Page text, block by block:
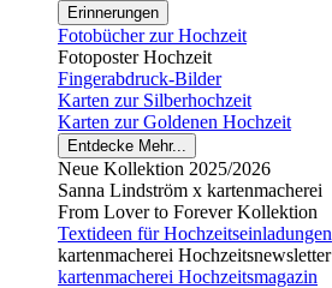
Erinnerungen
Fotobücher zur Hochzeit
Fotoposter Hochzeit
Fingerabdruck-Bilder
Karten zur Silberhochzeit
Karten zur Goldenen Hochzeit
Entdecke Mehr...
Neue Kollektion 2025/2026
Sanna Lindström x kartenmacherei
From Lover to Forever Kollektion
Textideen für Hochzeitseinladungen
kartenmacherei Hochzeitsnewsletter
kartenmacherei Hochzeitsmagazin